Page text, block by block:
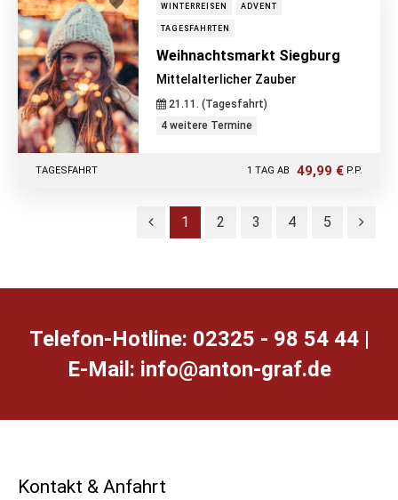
WINTERREISEN ADVENT
TAGESFAHRTEN
Weihnachtsmarkt Siegburg
Mittelalterlicher Zauber
21.11. (Tagesfahrt)
4 weitere Termine
1 TAG AB 49,99 € P.P.
TAGESFAHRT
1 2 3 4 5
Telefon-Hotline: 02325 - 98 54 44 |
E-Mail: ed.farg-notna@ofni
Kontakt & Anfahrt